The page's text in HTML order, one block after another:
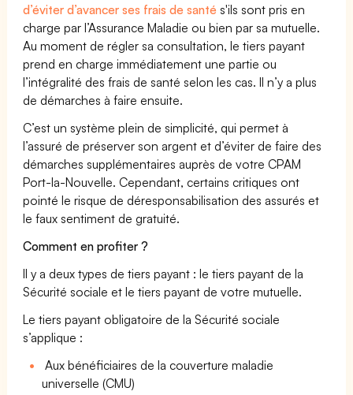
d’éviter d’avancer ses frais de santé s'ils sont pris en
charge par l’Assurance Maladie ou bien par sa mutuelle.
Au moment de régler sa consultation, le tiers payant
prend en charge immédiatement une partie ou
l’intégralité des frais de santé selon les cas. Il n’y a plus
de démarches à faire ensuite.
C’est un système plein de simplicité, qui permet à
l’assuré de préserver son argent et d’éviter de faire des
démarches supplémentaires auprès de votre CPAM
Port-la-Nouvelle. Cependant, certains critiques ont
pointé le risque de déresponsabilisation des assurés et
le faux sentiment de gratuité.
Comment en profiter ?
Il y a deux types de tiers payant : le tiers payant de la
Sécurité sociale et le tiers payant de votre mutuelle.
Le tiers payant obligatoire de la Sécurité sociale
s’applique :
Aux bénéficiaires de la couverture maladie
universelle (CMU)